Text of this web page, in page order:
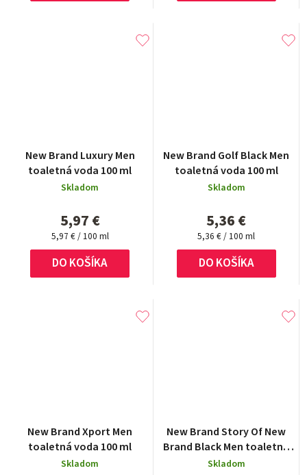
New Brand Luxury Men
toaletná voda 100 ml
Skladom
5,97 €
Jednotková
cena:
5,97 € / 100 ml
DO KOŠÍKA
New Brand Golf Black Men
toaletná voda 100 ml
Skladom
5,36 €
Jednotková
cena:
5,36 € / 100 ml
DO KOŠÍKA
New Brand Xport Men
toaletná voda 100 ml
Skladom
New Brand Story Of New
Brand Black Men toaletná
voda 100 ml
Skladom